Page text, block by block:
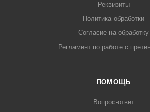
Реквизиты
Политика обработки
Согласие на обработку
Регламент по работе с
ПОМОЩЬ
Вопрос-ответ